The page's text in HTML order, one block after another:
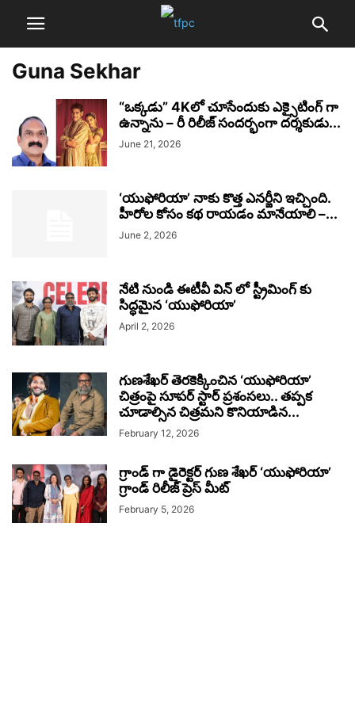
Guna Sekhar
“ఒక్కడు” 4Kలో చూసేందుకు ఎక్సైటింగ్ గా
ఉన్నాను – రీ రిలీజ్ సందర్భంగా దర్శకుడు...
June 21, 2026
‘యుఫోరియా’ నాకు కొత్త ఎనర్జీని ఇచ్చింది.
హీరోల కోసం కథ రాయడం మానేయాలి –...
June 2, 2026
నేటి నుండి ఈటీవీ విన్ లో స్ట్రీమింగ్ కు
సిద్ధమైన ‘యుఫోరియా’
April 2, 2026
గుణశేఖర్ తెరకెక్కించిన ‘యుఫోరియా’
చిత్రంపై సూపర్ స్టార్ ప్రశంసలు.. తప్పక
చూడాల్సిన చిత్రమని కొనియాడిన...
February 12, 2026
గ్రాండ్ గా డైరెక్ట‌ర్‌ గుణ శేఖర్ ‘యుఫోరియా’
గ్రాండ్ రిలీజ్ ప్రెస్ మీట్‌
February 5, 2026